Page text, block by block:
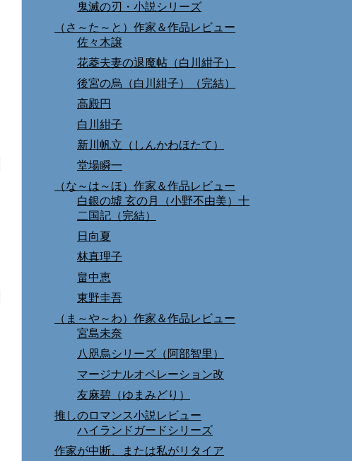
鬼滅の刃・小説シリーズ
（さ～た～と）作家＆作品レビュー
佐々木譲
花菱夫妻の退魔帖（白川紺子）
後宮の烏（白川紺子）（完結）
高殿円
白川紺子
新川帆立（しんかわほたて）
堂場瞬一
（な～は～ほ）作家＆作品レビュー
白銀の墟 玄の月（小野不由美）十
二国記（完結）
日向夏
林真理子
畠中恵
東野圭吾
（ま～や～わ）作家＆作品レビュー
宮島未奈
八咫烏シリーズ（阿部智里）
マージナルオペレーション改
友麻碧（ゆまみどり）
推しのロマンス小説レビュー
ハイランドガードシリーズ
作家が中断、または私がリタイア